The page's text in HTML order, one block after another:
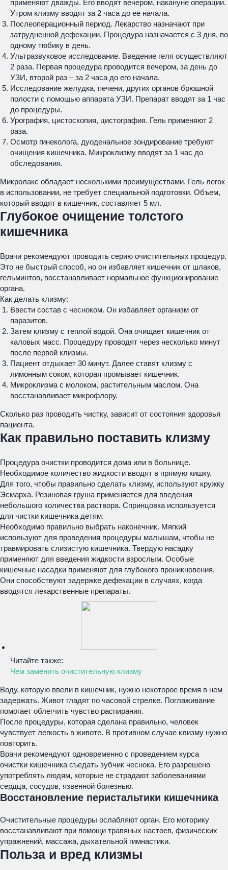
применяют дважды. Его вводят вечером, накануне операции.
Утром клизму вводят за 2 часа до ее начала.
Послеоперационный период. Лекарство назначают при
затрудненной дефекации. Процедура назначается с 3 дня, по
одному тюбику в день.
Ультразвуковое исследование. Введение геля осуществляют
2 раза. Первая процедура проводится вечером, за день до
УЗИ, второй раз – за 2 часа до его начала.
Исследование желудка, печени, других органов брюшной
полости с помощью аппарата УЗИ. Препарат вводят за 1 час
до процедуры.
Урография, цистоскопия, цистография. Гель применяют 2
раза.
Осмотр гинеколога, дуоденальное зондирование требуют
очищения кишечника. Микроклизму вводят за 1 час до
обследования.
Микролакс обладает несколькими преимуществами. Гель легок
в использовании, не требует специальной подготовки. Объем,
который вводят в кишечник, составляет 5 мл.
Глубокое очищение толстого
кишечника
Врачи рекомендуют проводить серию очистительных процедур.
Это не быстрый способ, но он избавляет кишечник от шлаков,
гельминтов, восстанавливает нормальное функционирование
органа.
Как делать клизму:
Ввести состав с чесноком. Он избавляет организм от
паразитов.
Затем клизму с теплой водой. Она очищает кишечник от
каловых масс. Процедуру проводят через несколько минут
после первой клизмы.
Пациент отдыхает 30 минут. Далее ставят клизму с
лимонным соком, которая промывает кишечник.
Микроклизма с молоком, растительным маслом. Она
восстанавливает микрофлору.
Сколько раз проводить чистку, зависит от состояния здоровья
пациента.
Как правильно поставить клизму
Процедура очистки проводится дома или в больнице.
Необходимое количество жидкости вводят в прямую кишку.
Для того, чтобы правильно сделать клизму, используют кружку
Эсмарха. Резиновая груша применяется для введения
небольшого количества раствора. Спринцовка используется
для чистки кишечника детям.
Необходимо правильно выбрать наконечник. Мягкий
используют для проведения процедуры малышам, чтобы не
травмировать слизистую кишечника. Твердую насадку
применяют для введения жидкости взрослым. Особые
кишечные насадки применяют для глубокого проникновения.
Они способствуют задержке дефекации в случаях, когда
вводятся лекарственные препараты.
Читайте также:
Чем заменить очистительную клизму
Воду, которую ввели в кишечник, нужно некоторое время в нем
задержать. Живот гладят по часовой стрелке. Поглаживание
помогает облегчить чувство распирания.
После процедуры, которая сделана правильно, человек
чувствует легкость в животе. В противном случае клизму нужно
повторить.
Врачи рекомендуют одновременно с проведением курса
очистки кишечника съедать зубчик чеснока. Его разрешено
употреблять людям, которые не страдают заболеваниями
сердца, сосудов, язвенной болезнью.
Восстановление перистальтики кишечника
Очистительные процедуры ослабляют орган. Его моторику
восстанавливают при помощи травяных настоев, физических
упражнений, массажа, дыхательной гимнастики.
Польза и вред клизмы